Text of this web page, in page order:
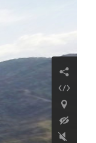
Շարունակել